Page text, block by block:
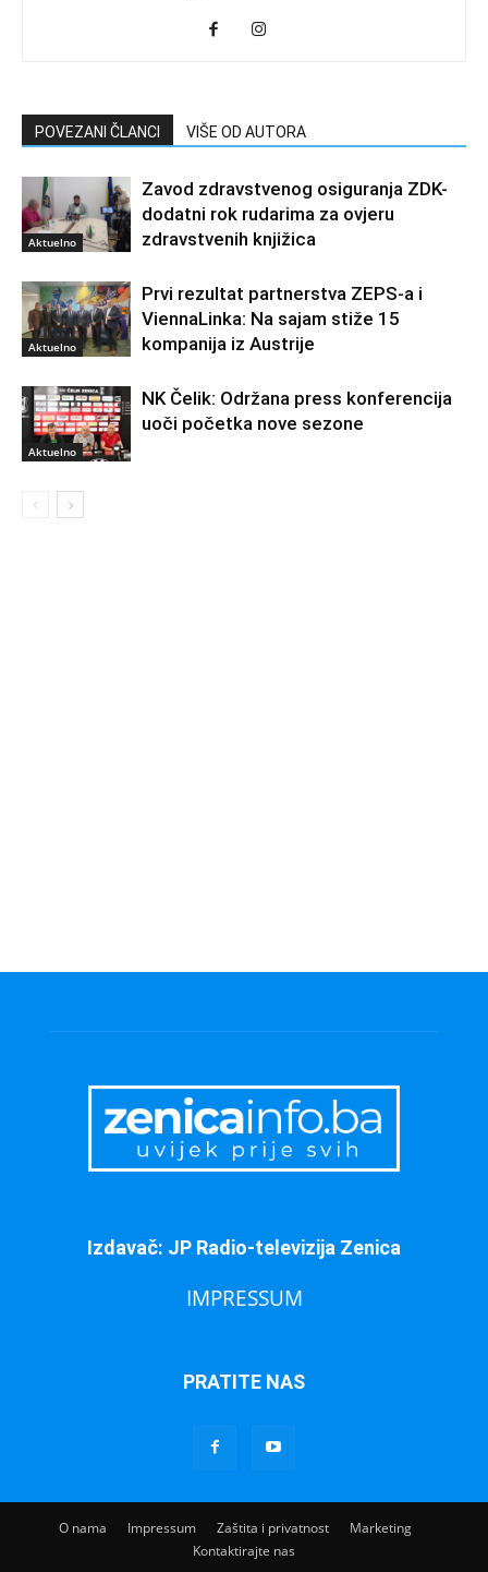
POVEZANI ČLANCI VIŠE OD AUTORA
Aktuelno
Zavod zdravstvenog osiguranja ZDK-
dodatni rok rudarima za ovjeru
zdravstvenih knjižica
Aktuelno
Prvi rezultat partnerstva ZEPS-a i
ViennaLinka: Na sajam stiže 15
kompanija iz Austrije
Aktuelno
NK Čelik: Održana press konferencija
uoči početka nove sezone
Izdavač: JP Radio-televizija Zenica
IMPRESSUM
PRATITE NAS
O nama Impressum Zaštita i privatnost
Marketing
Kontaktirajte nas